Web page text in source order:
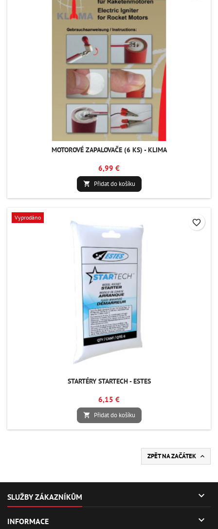
MOTOROVÉ ZAPALOVAČE (6 KS) - KLIMA
6,99 €
 Přidat do košíku
Vyprodáno
STARTÉRY STARTECH - ESTES
6,15 €
 Přidat do košíku
favorite_border
ZPĚT NA ZAČÁTEK 
SLUŽBY ZÁKAZNÍKŮM 
INFORMACE 